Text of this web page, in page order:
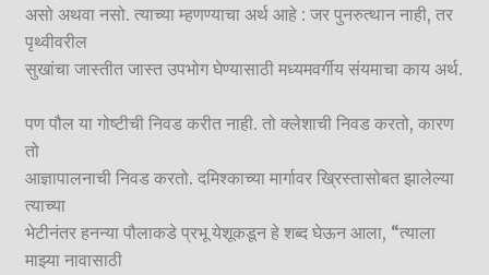
असो अथवा नसो. त्याच्या म्हणण्याचा अर्थ आहे : जर पुनरुत्थान नाही, तर
पृथ्वीवरील
सुखांचा जास्तीत जास्त उपभोग घेण्यासाठी मध्यमवर्गीय संयमाचा काय अर्थ.
पण पौल या गोष्टीची निवड करीत नाही. तो क्लेशाची निवड करतो, कारण
तो
आज्ञापालनाची निवड करतो. दमिश्काच्या मार्गावर ख्रिस्तासोबत झालेल्या
त्याच्या
भेटीनंतर हनन्या पौलाकडे प्रभू येशूकडून हे शब्द घेऊन आला, “त्याला
माझ्या नावासाठी